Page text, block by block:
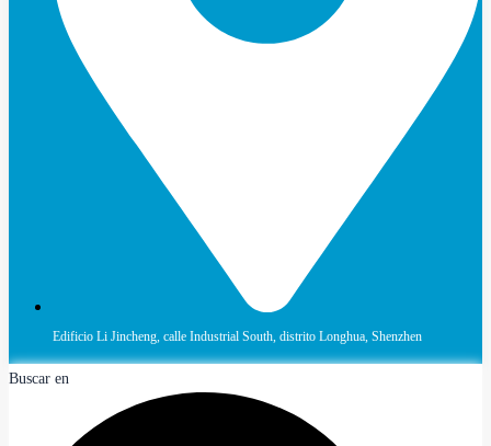
Edificio Li Jincheng, calle Industrial South, distrito Longhua, Shenzhen
Buscar en